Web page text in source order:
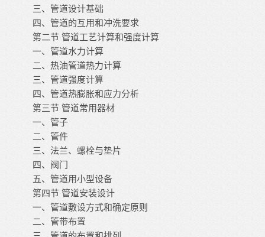
三、管道设计基础
四、管道的互用和冲洗要求
第二节 管道工艺计算和强度计算
一、管道水力计算
二、热油管道热力计算
三、管道强度计算
四、管道热膨胀和应力分析
第三节 管道常用器材
一、管子
二、管件
三、法兰、螺栓与垫片
四、阀门
五、管道用小型设备
第四节 管道安装设计
一、管道敷设方式和确定原则
二、管带布置